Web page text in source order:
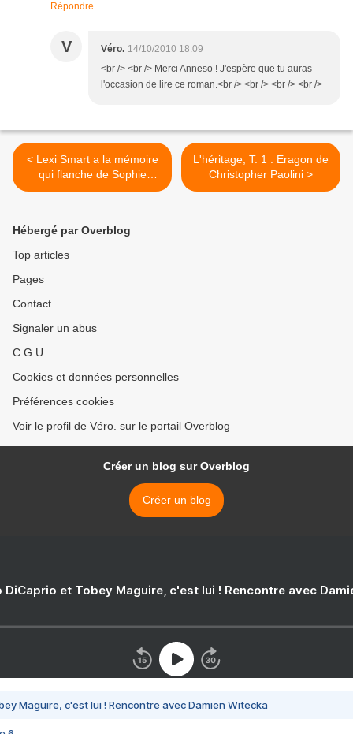
Répondre
V Véro. 14/10/2010 18:09
<br /> <br /> Merci Anneso ! J'espère que tu auras
l'occasion de lire ce roman.<br /> <br /> <br /> <br />
< Lexi Smart a la mémoire
qui flanche de Sophie
Kinsella
L'héritage, T. 1 : Eragon de
Christopher Paolini >
Hébergé par Overblog
Top articles
Pages
Contact
Signaler un abus
C.G.U.
Cookies et données personnelles
Préférences cookies
Voir le profil de Véro. sur le portail Overblog
Créer un blog sur Overblog
Créer un blog
DiCaprio et Tobey Maguire, c'est lui ! Rencontre avec
Maguire, c'est lui ! Rencontre avec Damien Witecka